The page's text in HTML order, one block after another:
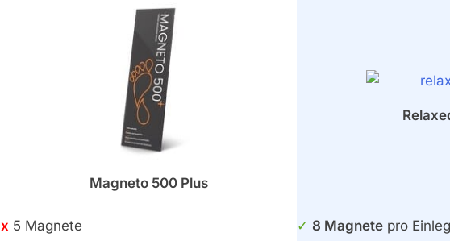
Magneto 500 Plus
x 5 Magnete ✓ 8 Magnetepro